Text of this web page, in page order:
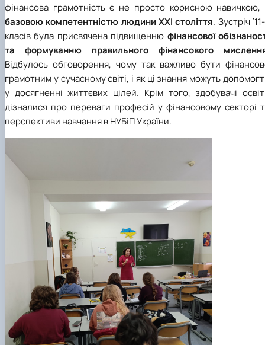
фінансова грамотність є не просто корисною навичкою,
базовою компетентністю людини ХХІ століття. Зустріч
класів була присвячена підвищенню фінансової
та формуванню правильного фінансового
Відбулось обговорення, чому так важливо бути
грамотним у сучасному світі, і як ці знання можуть
у досягненні життєвих цілей. Крім того, здобувачі
дізналися про переваги професій у фінансовому секторі
перспективи навчання в НУБіП України.